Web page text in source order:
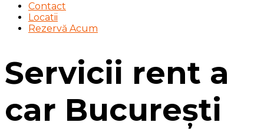
Contact
Locatii
Rezervă Acum
Servicii rent a
car București